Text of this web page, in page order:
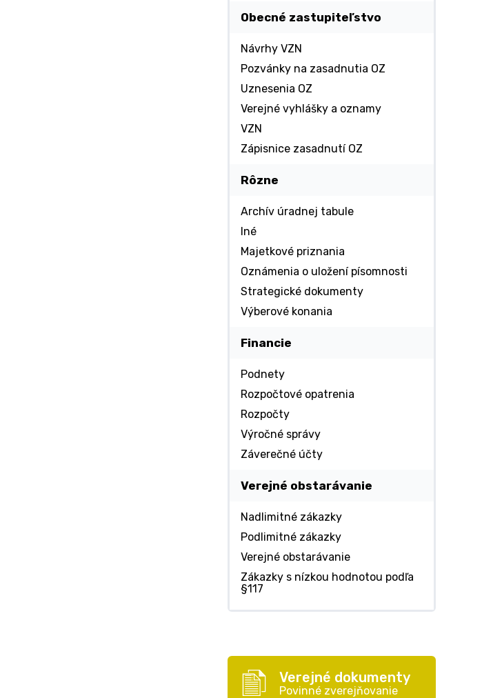
Obecné zastupiteľstvo
Návrhy VZN
Pozvánky na zasadnutia OZ
Uznesenia OZ
Verejné vyhlášky a oznamy
VZN
Zápisnice zasadnutí OZ
Rôzne
Archív úradnej tabule
Iné
Majetkové priznania
Oznámenia o uložení písomnosti
Strategické dokumenty
Výberové konania
Financie
Podnety
Rozpočtové opatrenia
Rozpočty
Výročné správy
Záverečné účty
Verejné obstarávanie
Nadlimitné zákazky
Podlimitné zákazky
Verejné obstarávanie
Zákazky s nízkou hodnotou podľa
§117
Verejné dokumenty
Povinné zverejňovanie